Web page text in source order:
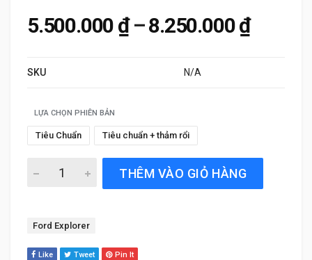
5.500.000 ₫ –8.250.000₫
SKU N/A
LỰA CHỌN PHIÊN BẢN
Tiêu Chuẩn Tiêu chuẩn + thảm rổi
Thảm Sàn Xe Ford Explorer (2020 đến 2025) Thương
THÊM VÀO GIỎ HÀNG
Tag:
Ford Explorer
Like Tweet Pin It